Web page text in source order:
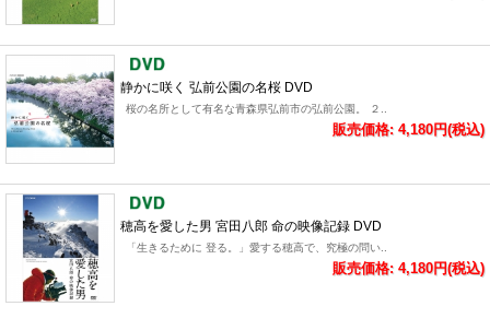
静かに咲く 弘前公園の名桜 DVD
桜の名所として有名な青森県弘前市の弘前公園。 ２..
販売価格: 4,180円(税込)
穂高を愛した男 宮田八郎 命の映像記録 DVD
「生きるために 登る。」愛する穂高で、究極の問い..
販売価格: 4,180円(税込)